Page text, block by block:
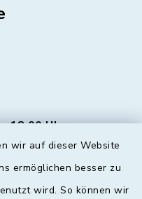
wir auf dieser Website
ermöglichen besser zu
wird. So können wir
18:00 Uhr